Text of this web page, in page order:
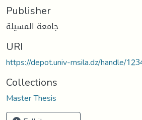
Publisher
جامعة المسيلة
URI
https://depot.univ-msila.dz/handle/
Collections
Master Thesis